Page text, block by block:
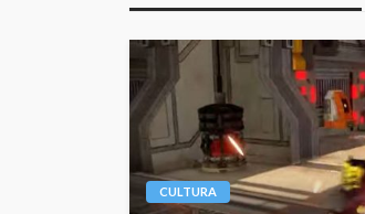
CULTURA